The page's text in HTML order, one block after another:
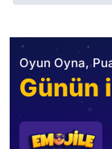
Oyun Oyna,
Günün